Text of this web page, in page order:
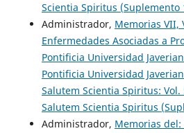
Scientia Spiritus (Suplemento
Administrador, Memorias VII,
Enfermedades Asociadas a
Pontificia Universidad
Pontificia Universidad
Salutem Scientia Spiritus: Vol.
Salutem Scientia Spiritus
Administrador, Memorias